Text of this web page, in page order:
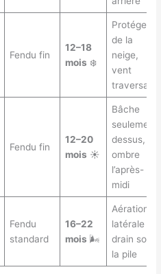
Fendu fin
12–18
mois ❄️
Protéger
de la
neige,
vent
traversant
Fendu fin
12–20
mois ☀️
Bâche
seulement
dessus,
ombre
l’après-
midi
Fendu
standard
16–22
mois 🌬️
Aération
latérale +
drain sous
la pile